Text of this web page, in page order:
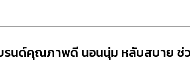
รนด์คุณภาพดี นอนนุ่ม หลับสบาย ช่